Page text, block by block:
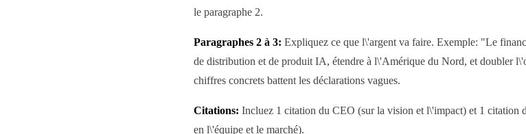
le paragraphe 2.
Paragraphes 2 à 3: Expliquez ce que l\'argent va faire. Exemple: "Le
de distribution et de produit IA, étendre à l\'Amérique du Nord, et doubler
chiffres concrets battent les déclarations vagues.
Citations: Incluez 1 citation du CEO (sur la vision et l\'impact) et 1 citation
en l\'équipe et le marché).